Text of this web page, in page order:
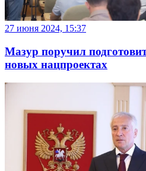
27 июня 2024, 15:37
Мазур поручил
новых нацпроектах